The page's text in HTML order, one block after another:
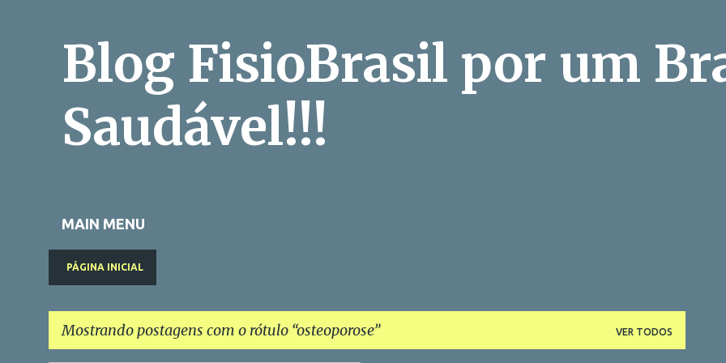
Blog FisioBrasil por um
Saudável!!!
MAIN MENU
PÁGINA INICIAL
Mostrando postagens com o rótulo osteoporose VER TODOS